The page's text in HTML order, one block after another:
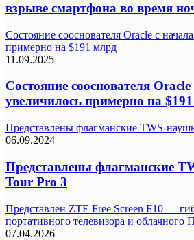
взрыве смартфона во время
Состояние сооснователя Oracle с
примерно на $191 млрд
11.09.2025
Состояние сооснователя
увеличилось примерно на
Представлены флагманские TWS-
06.09.2024
Представлены флагманские
Tour Pro 3
Представлен ZTE Free Screen F10 —
портативного телевизора и облачного
07.04.2026